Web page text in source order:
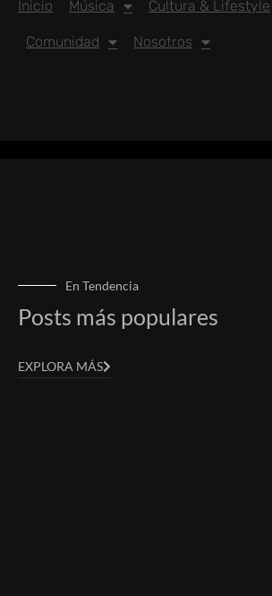
Inicio Música Cultura & Lifestyle
Comunidad Nosotros
En Tendencia
Posts más populares
EXPLORA MÁS